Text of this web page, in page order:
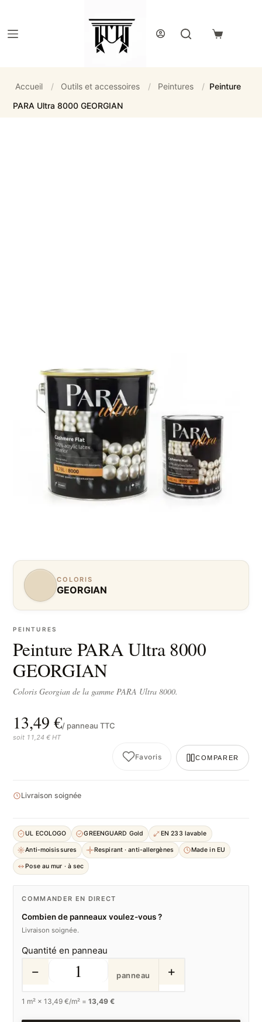
Panier
Accueil / Outils et accessoires / Peintures / Peinture
PARA Ultra 8000 GEORGIAN
COLORIS
GEORGIAN
PEINTURES
Peinture PARA Ultra 8000
GEORGIAN
Coloris Georgian de la gamme PARA Ultra 8000.
13,49 €/ panneau TTC
soit 11,24 € HT
Favoris COMPARER
Livraison soignée
UL ECOLOGO GREENGUARD Gold EN 233 lavable
Anti-moisissures Respirant · anti-allergènes Made in EU
Pose au mur · à sec
COMMANDER EN DIRECT
Combien de panneaux voulez-vous ?
Livraison soignée.
Quantité en panneau
− panneau +
1 m² ×13,49 €/m² =13,49 €